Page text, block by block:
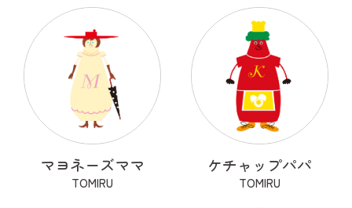
マヨネーズママ
TOMIRU
ケチャップパパ
TOMIRU